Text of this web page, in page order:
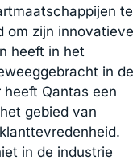
om zijn innovatieve
heeft in het
in de
Qantas een
gebied van
in de industrie